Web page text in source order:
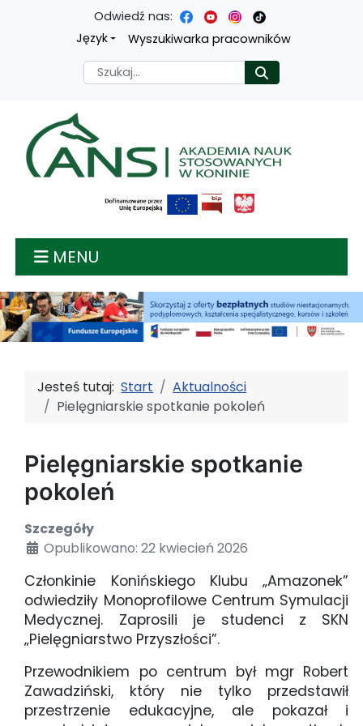
Przejdź
treści
głównej
Przejdź
menu
nawigacyjnego
Przejdź
wyszukiwarki
Przejdź
mapy
strony
Odwiedź nas:
Język
Wyszukiwarka pracowników
Szukaj
Akademia nauk
MENU
Jesteś tutaj:Start
Aktualności
Pielęgniarskie spotkanie pokoleń
Pielęgniarskie spotkanie
pokoleń
Szczegóły
Opublikowano: 22 kwiecień 2026
Członkinie Konińskiego Klubu „Amazonek”
odwiedziły Monoprofilowe Centrum Symulacji
Medycznej. Zaprosili je studenci z SKN
„Pielęgniarstwo Przyszłości”.
Przewodnikiem po centrum był mgr Robert
Zawadziński, który nie tylko przedstawił
przestrzenie edukacyjne, ale pokazał i